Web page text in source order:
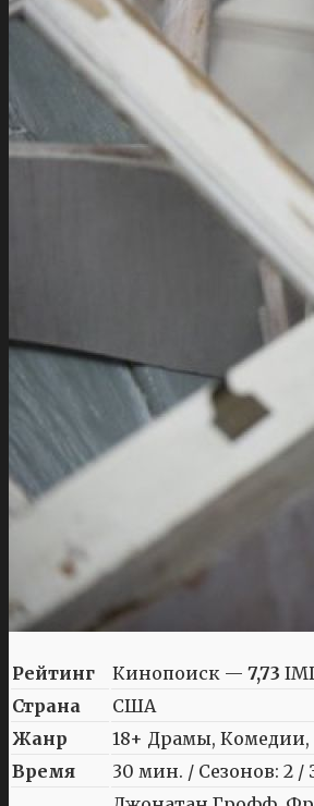
Рейтинг Кинопоиск — 7,73
Страна
США
Жанр
18+ Драмы,
Время
30 мин. / Сезонов: 2 /